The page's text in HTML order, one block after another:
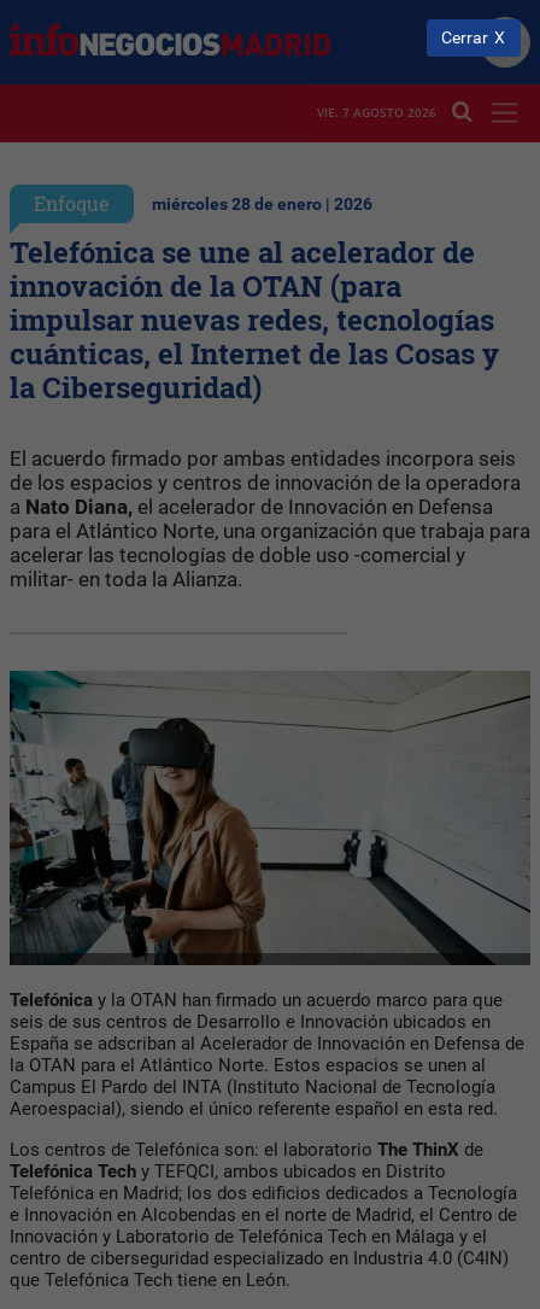
VIE. 7 AGOSTO 2026
Enfoque miércoles 28 de enero | 2026
Telefónica se une al acelerador de
innovación de la OTAN (para
impulsar nuevas redes, tecnologías
cuánticas, el Internet de las Cosas y
la Ciberseguridad)
El acuerdo firmado por ambas entidades incorpora seis
de los espacios y centros de innovación de la operadora
a Nato Diana, el acelerador de Innovación en Defensa
para el Atlántico Norte, una organización que trabaja para
acelerar las tecnologías de doble uso -comercial y
militar- en toda la Alianza.
Telefónica y la OTAN han firmado un acuerdo marco para que
seis de sus centros de Desarrollo e Innovación ubicados en
España se adscriban al Acelerador de Innovación en Defensa de
la OTAN para el Atlántico Norte. Estos espacios se unen al
Campus El Pardo del INTA (Instituto Nacional de Tecnología
Aeroespacial), siendo el único referente español en esta red.
Los centros de Telefónica son: el laboratorio The ThinX de
Telefónica Tech y TEFQCI, ambos ubicados en Distrito
Telefónica en Madrid; los dos edificios dedicados a Tecnología
e Innovación en Alcobendas en el norte de Madrid, el Centro de
Innovación y Laboratorio de Telefónica Tech en Málaga y el
centro de ciberseguridad especializado en Industria 4.0 (C4IN)
que Telefónica Tech tiene en León.
Cerrar